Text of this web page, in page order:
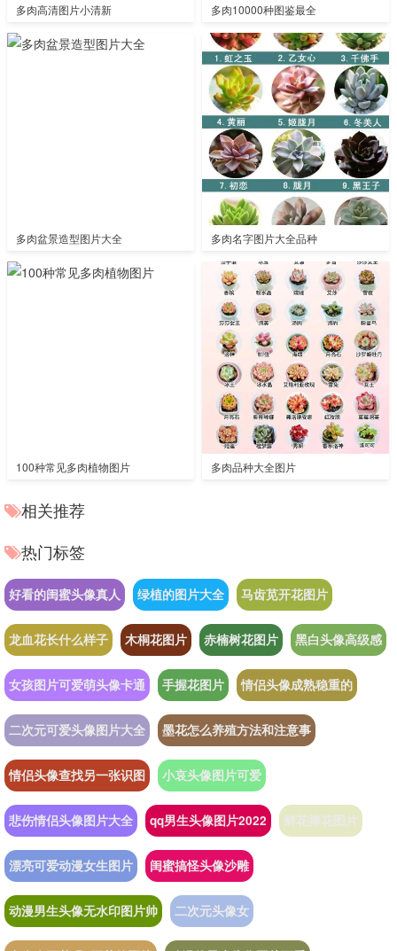
多肉高清图片小清新 多肉10000种图鉴最全
多肉盆景造型图片大全 多肉名字图片大全品种
100种常见多肉植物图片 多肉品种大全图片
相关推荐
热门标签
好看的闺蜜头像真人 绿植的图片大全 马齿苋开花图片
龙血花长什么样子 木桐花图片 赤楠树花图片 黑白头像高级感
女孩图片可爱萌头像卡通 手握花图片 情侣头像成熟稳重的
二次元可爱头像图片大全 墨花怎么养殖方法和注意事
情侣头像查找另一张识图 小哀头像图片可爱
悲伤情侣头像图片大全 qq男生头像图片2022 鲜花捧花图片
漂亮可爱动漫女生图片 闺蜜搞怪头像沙雕
动漫男生头像无水印图片帅 二次元头像女